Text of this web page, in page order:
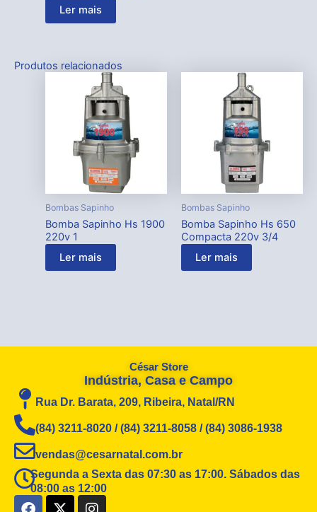
Ler mais
Produtos relacionados
Bombas Sapinho
Bomba Sapinho Hs 1900
220v 1
Ler mais
Bombas Sapinho
Bomba Sapinho Hs 650
Compacta 220v 3/4
Ler mais
César Store
Indústria, Casa e Campo
Rua Dr. Barata, 209, Ribeira, Natal/RN
(84) 3211-8020 / (84) 3211-8058 / (84) 3086-1938
vendas@cesarnatal.com.br
Segunda a Sexta das 07:30 as 17:00. Sábados das
08:00 as 12:00
F
X
I